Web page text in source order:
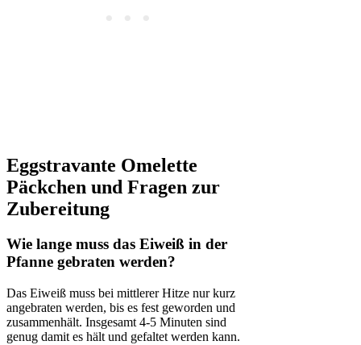
Eggstravante Omelette
Päckchen und Fragen zur
Zubereitung
Wie lange muss das Eiweiß in der
Pfanne gebraten werden?
Das Eiweiß muss bei mittlerer Hitze nur kurz
angebraten werden, bis es fest geworden und
zusammenhält. Insgesamt 4-5 Minuten sind
genug damit es hält und gefaltet werden kann.